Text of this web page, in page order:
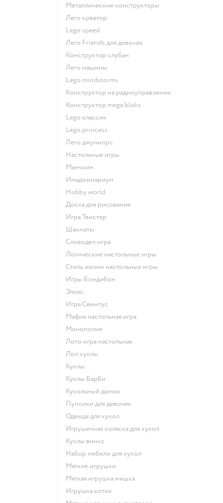
Металлические конструкторы
Лего креатор
Lego speed
Лего Friends для девочек
Конструктор слубан
Лего машины
Lego mindstorms
Конструктор на радиоуправлении
Конструктор mega bloks
Lego классик
Lego princess
Лего джуниорс
Настольные игры
Манчкин
Имаджинариум
Hobby world
Доска для рисования
Игра Твистер
Шахматы
Словодел игра
Логические настольные игры
Стиль жизни настольные игры
Игры Бондибон
Элиас
Игра Свинтус
Мафия настольная игра
Монополия
Лото игра настольная
Лол куклы
Куклы
Куклы Барби
Кукольный домик
Пупсики для девочек
Одежда для кукол
Игрушечная коляска для кукол
Куклы винкс
Набор мебели для кукол
Мягкие игрушки
Мягкая игрушка мишка
Игрушка котик